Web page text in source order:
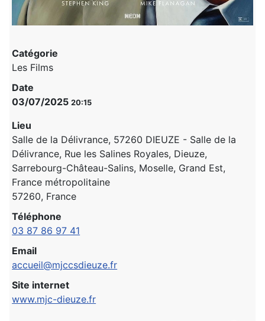
Catégorie
Les Films
Date
03/07/2025 20:15
Lieu
Salle de la Délivrance, 57260 DIEUZE - Salle de la
Délivrance, Rue les Salines Royales, Dieuze,
Sarrebourg-Château-Salins, Moselle, Grand Est,
France métropolitaine
57260, France
Téléphone
03 87 86 97 41
Email
accueil@mjccsdieuze.fr
Site internet
www.mjc-dieuze.fr